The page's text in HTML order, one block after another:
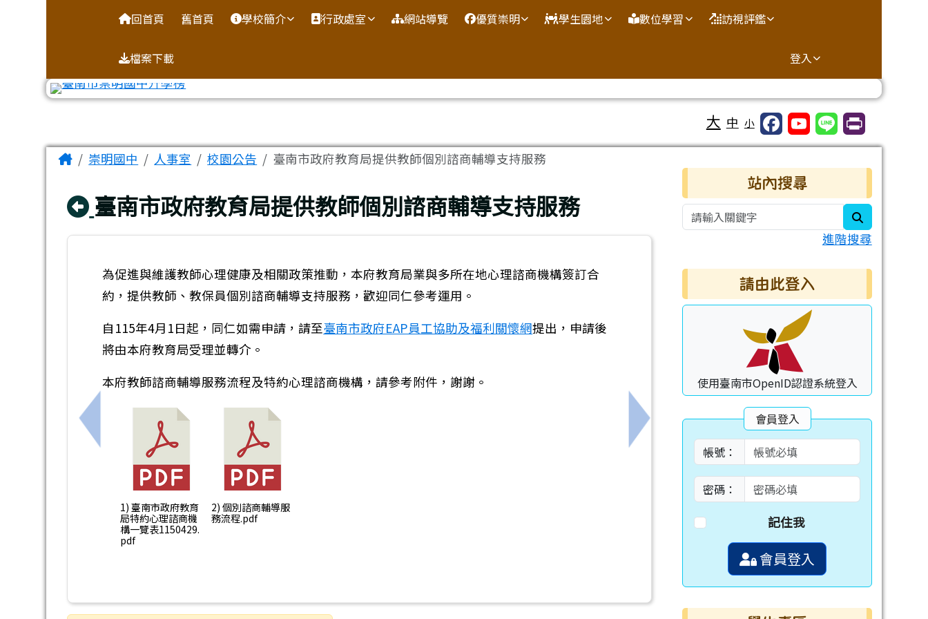
台南市崇明國中全球資訊網
回首頁 舊首頁 學校簡介 行政處室 網站導覽 優質崇明 學生園地 數位學習 訪視評鑑
檔案下載 登入
大 中 小
主內容區域
Home崇明國中 人事室 校園公告 臺南市政府教育局提供教師個別諮商輔導支持服務
回上頁
臺南市政府教育局提供教師個別諮商輔導支持服務
上一筆：臺南市政府暨所屬機關學校性騷擾及職場霸凌被害人防治服務資源
為促進與維護教師心理健康及相關政策推動，本府教育局業與多所在地心理諮商機構簽訂合
約，提供教師、教保員個別諮商輔導支持服務，歡迎同仁參考運用。
自115年4月1日起，同仁如需申請，請至臺南市政府EAP員工協助及福利關懷網提出，申請後
將由本府教育局受理並轉介。
本府教師諮商輔導服務流程及特約心理諮商機構，請參考附件，謝謝。
1) 臺南市政府教育
局特約心理諮商機
構一覽表1150429.
pdf
2) 個別諮商輔導服
務流程.pdf
下一筆：115學年度特約托育機構名單1份
右邊區域內容
站內搜尋
進階搜尋
請由此登入
使用臺南市OpenID認證系統登入
會員登入
帳號：
密碼：
記住我
會員登入
頁尾區域